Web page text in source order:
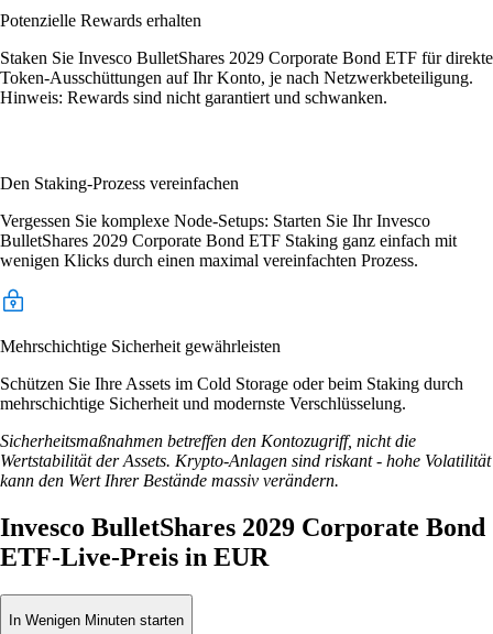
Potenzielle Rewards erhalten
Staken Sie Invesco BulletShares 2029 Corporate Bond ETF für direkte
Token-Ausschüttungen auf Ihr Konto, je nach Netzwerkbeteiligung.
Hinweis: Rewards sind nicht garantiert und schwanken.
Den Staking-Prozess vereinfachen
Vergessen Sie komplexe Node-Setups: Starten Sie Ihr Invesco
BulletShares 2029 Corporate Bond ETF Staking ganz einfach mit
wenigen Klicks durch einen maximal vereinfachten Prozess.
Mehrschichtige Sicherheit gewährleisten
Schützen Sie Ihre Assets im Cold Storage oder beim Staking durch
mehrschichtige Sicherheit und modernste Verschlüsselung.
Sicherheitsmaßnahmen betreffen den Kontozugriff, nicht die
Wertstabilität der Assets. Krypto-Anlagen sind riskant - hohe Volatilität
kann den Wert Ihrer Bestände massiv verändern.
Invesco BulletShares 2029 Corporate Bond
ETF-Live-Preis in EUR
In Wenigen Minuten starten